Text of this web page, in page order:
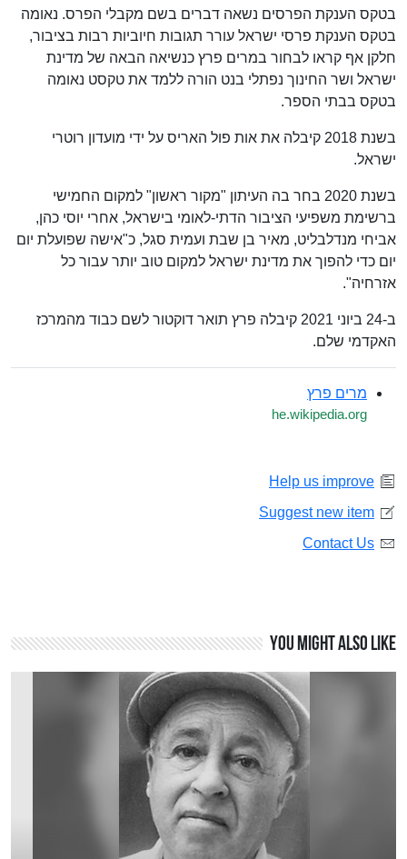
בטקס הענקת הפרסים נשאה דברים בשם מקבלי הפרס. נאומה
בטקס הענקת פרסי ישראל עורר תגובות חיוביות רבות בציבור,
חלקן אף קראו לבחור במרים פרץ כנשיאה הבאה של מדינת
ישראל ושר החינוך נפתלי בנט הורה ללמד את טקסט נאומה
בטקס בבתי הספר.
בשנת 2018 קיבלה את אות פול האריס על ידי מועדון רוטרי
ישראל.
בשנת 2020 בחר בה העיתון "מקור ראשון" למקום החמישי
ברשימת משפיעי הציבור הדתי-לאומי בישראל, אחרי יוסי כהן,
אביחי מנדלבליט, מאיר בן שבת ועמית סגל, כ"אישה שפועלת יום
יום כדי להפוך את מדינת ישראל למקום טוב יותר עבור כל
אזרחיה".
ב-24 ביוני 2021 קיבלה פרץ תואר דוקטור לשם כבוד מהמרכז
האקדמי שלם.
מרים פרץ
he.wikipedia.org
Help us improve
Suggest new item
Contact Us
You might also like